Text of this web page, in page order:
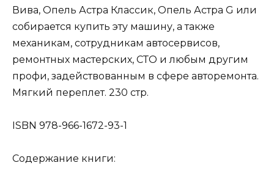
Вива, Опель Астра Классик, Опель Астра G или
собирается купить эту машину, а также
механикам, сотрудникам автосервисов,
ремонтных мастерских, СТО и любым другим
профи, задействованным в сфере авторемонта.
Мягкий переплет. 230 стр.
ISBN 978-966-1672-93-1
Содержание книги: